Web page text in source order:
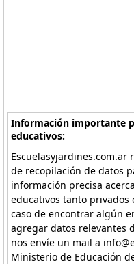
Información importante
educativos:
de recopilación de datos
información precisa
educativos tanto privados
caso de encontrar algún
agregar datos relevantes
nos envíe un mail a
Ministerio de Educación